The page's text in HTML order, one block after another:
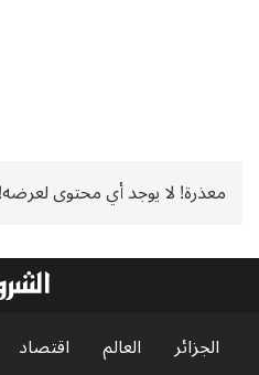
معذرة! لا يوجد أي محتوى لعرضه!
الجزائر العالم اقتصاد